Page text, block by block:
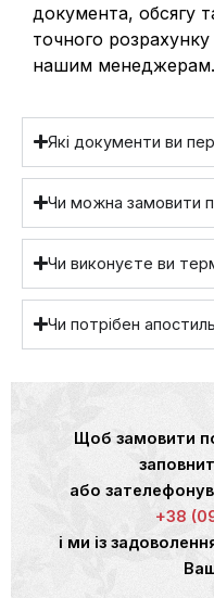
документа, обсягу
точного
нашим менеджерам.
Які документи ви
Чи можна замовити
Чи виконуєте ви
Чи потрібен
Щоб замовити
або
+38
і ми із